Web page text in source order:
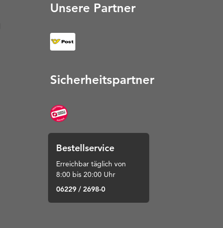
Unsere Partner
Sicherheitspartner
Bestellservice
Erreichbar täglich von
8:00 bis 20:00 Uhr
06229 / 2698-0